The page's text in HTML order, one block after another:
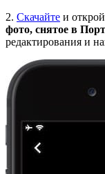
2. Скачайте и
фото, снятое в
редактирования и